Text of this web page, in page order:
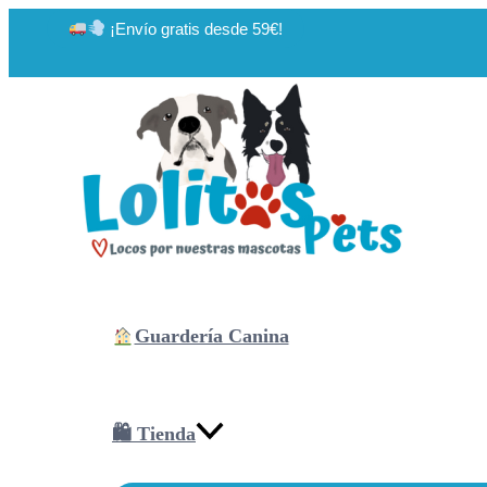
¡Envío gratis desde 59€!
Guardería Canina
🛍 Tienda